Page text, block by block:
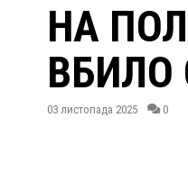
НА
03 листопада 2025 0